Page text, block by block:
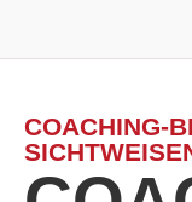
COACHING-